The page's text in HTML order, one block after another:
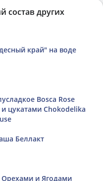
состав других
край" на воде
Bosca Rose
цукатами Chokodelika
Беллакт
и Ягодами